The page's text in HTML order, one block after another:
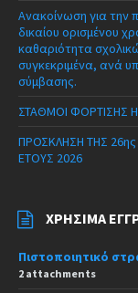
Ανακοίνωση για την
δικαίου ορισμένου
καθαριότητα
συγκεκριμένα, ανά
σύμβασης.
ΣΤΑΘΜΟΙ ΦΟΡΤΙΣΗΣ
ΠΡΟΣΚΛΗΣΗ ΤΗΣ
ΕΤΟΥΣ 2026
ΧΡΉΣΙΜΑ
Πιστοποιητικό
2 attachments